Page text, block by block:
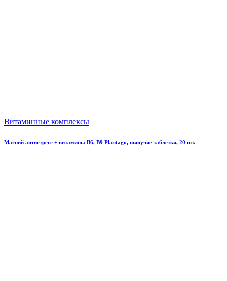
Витаминные комплексы
Магний антистресс + витамины B6, B9 Plantago, шипучие таблетки, 20 шт.